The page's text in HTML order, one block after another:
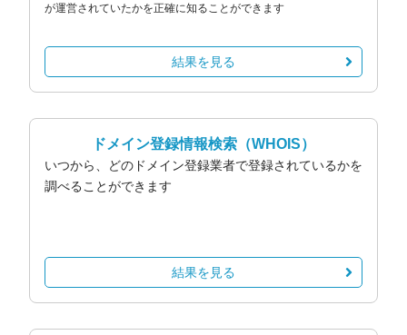
が運営されていたかを正確に知ることができます
結果を見る
ドメイン登録情報検索 （WHOIS）
いつから、どのドメイン登録業者で登録されているかを
調べることができます
結果を見る